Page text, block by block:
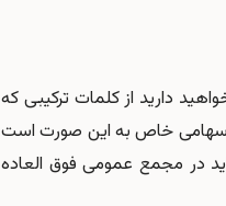
دارید از کلمات ترکیبی که
سهامی خاص به این صورت است
از سهام شرکت باشند باید در مجمع عمومی فوق العاده